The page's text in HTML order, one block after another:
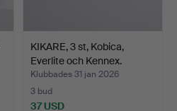
KIKARE, 3 st, Kobica,
Everlite och Kennex.
Klubbades 31 jan 2026
3 bud
37 USD